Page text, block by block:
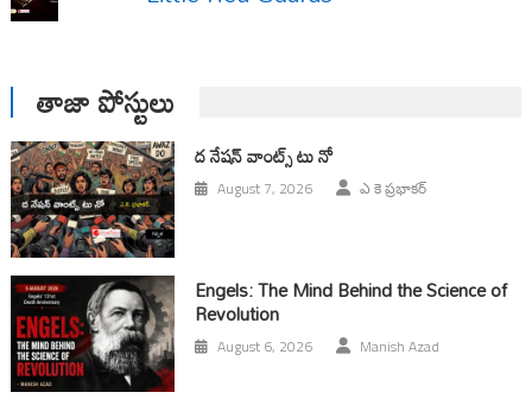
తాజా పోస్టులు
ద నేషన్ వాంట్స్ టు నో
August 7, 2026 ఎ కె ప్రభాకర్
Engels: The Mind Behind the Science of
Revolution
August 6, 2026 Manish Azad